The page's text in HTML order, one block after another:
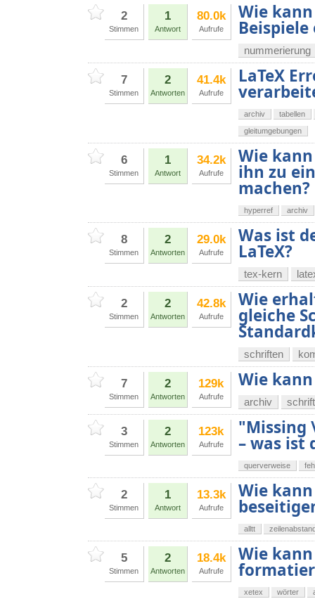
2
Stimmen
1
Antwort
80.0k
Aufrufe
Wie
nummerierung
7
Stimmen
2
Antworten
41.4k
Aufrufe
LaTeX
archiv
tabellen
gleitumgebungen
6
Stimmen
1
Antwort
34.2k
Aufrufe
Wie
ihn zu
machen?
hyperref archiv
8
Stimmen
2
Antworten
29.0k
Aufrufe
Was ist
LaTeX?
tex-kern
2
Stimmen
2
Antworten
42.8k
Aufrufe
Wie
gleiche
schriften
7
Stimmen
2
Antworten
129k
Aufrufe
Wie
archiv
3
Stimmen
2
Antworten
123k
Aufrufe
"Missing
– was ist
querverweise
2
Stimmen
1
Antwort
13.3k
Aufrufe
Wie
alltt
5
Stimmen
2
Antworten
18.4k
Aufrufe
Wie
xetex wörter